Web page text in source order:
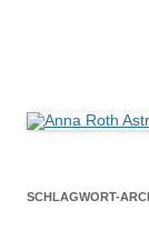
SCHLAGWORT-